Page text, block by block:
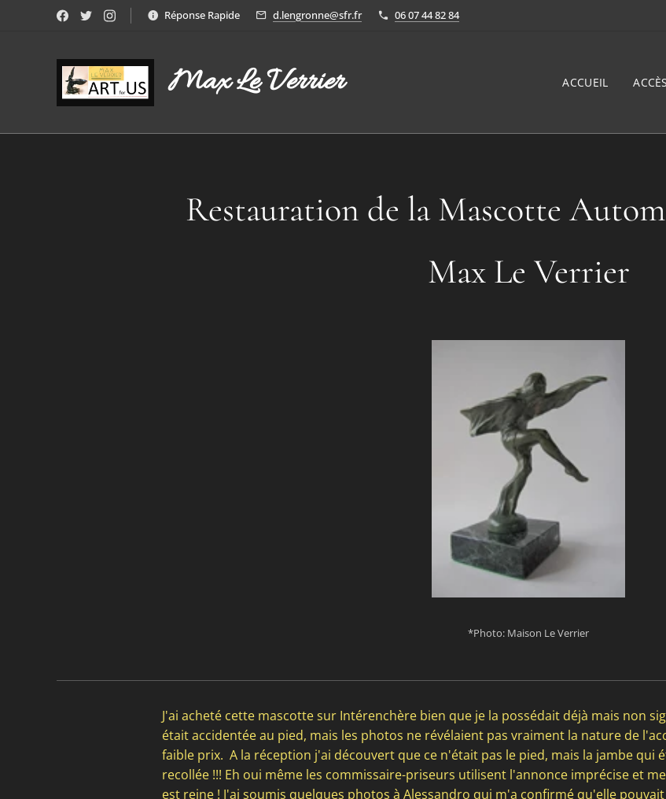
Réponse Rapide d.lengronne@sfr.fr 06 07 44 82 84
Max Le Verrier ACCUEIL
Restauration de la Mascotte
Max Le Verrier
*Photo: Maison Le Verrier
J'ai acheté cette mascotte sur Intérenchère bien que je la possédait déjà mais non
était accidentée au pied, mais les photos ne révélaient pas vraiment la nature de
faible prix. A la réception j'ai découvert que ce n'était pas le pied, mais la jambe qui
recollée !!! Eh oui même les commissaire-priseurs utilisent l'annonce imprécise et
est reine ! J'ai soumis quelques photos à Alessandro qui m'a confirmé qu'elle